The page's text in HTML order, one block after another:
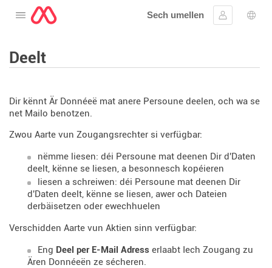
Oppen de Menü
Sech umellen
Umellen
Deelt
Dir kënnt Är Donnéeë mat anere Persoune deelen, och wa se
net Mailo benotzen.
Zwou Aarte vun Zougangsrechter si verfügbar:
nëmme liesen: déi Persoune mat deenen Dir d'Daten
deelt, kënne se liesen, a besonnesch kopéieren
liesen a schreiwen: déi Persoune mat deenen Dir
d'Daten deelt, kënne se liesen, awer och Dateien
derbäisetzen oder ewechhuelen
Verschidden Aarte vun Aktien sinn verfügbar:
Eng Deel per E-Mail Adress erlaabt Iech Zougang zu
Ären Donnéeën ze sécheren.